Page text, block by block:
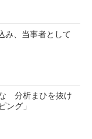
み、当事者として
分析まひを抜け
ング」